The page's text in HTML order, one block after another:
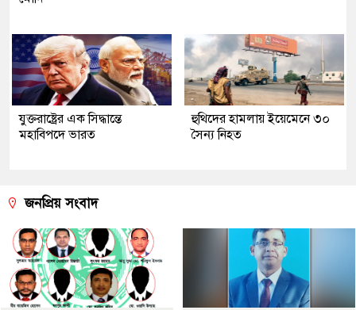
যুক্তরাষ্ট্রের এক সিদ্ধান্তে
মহাবিপদে ভারত
হুথিদের হামলায় ইয়েমেনে ৩০
সৈন্য নিহত
জনপ্রিয় সংবাদ